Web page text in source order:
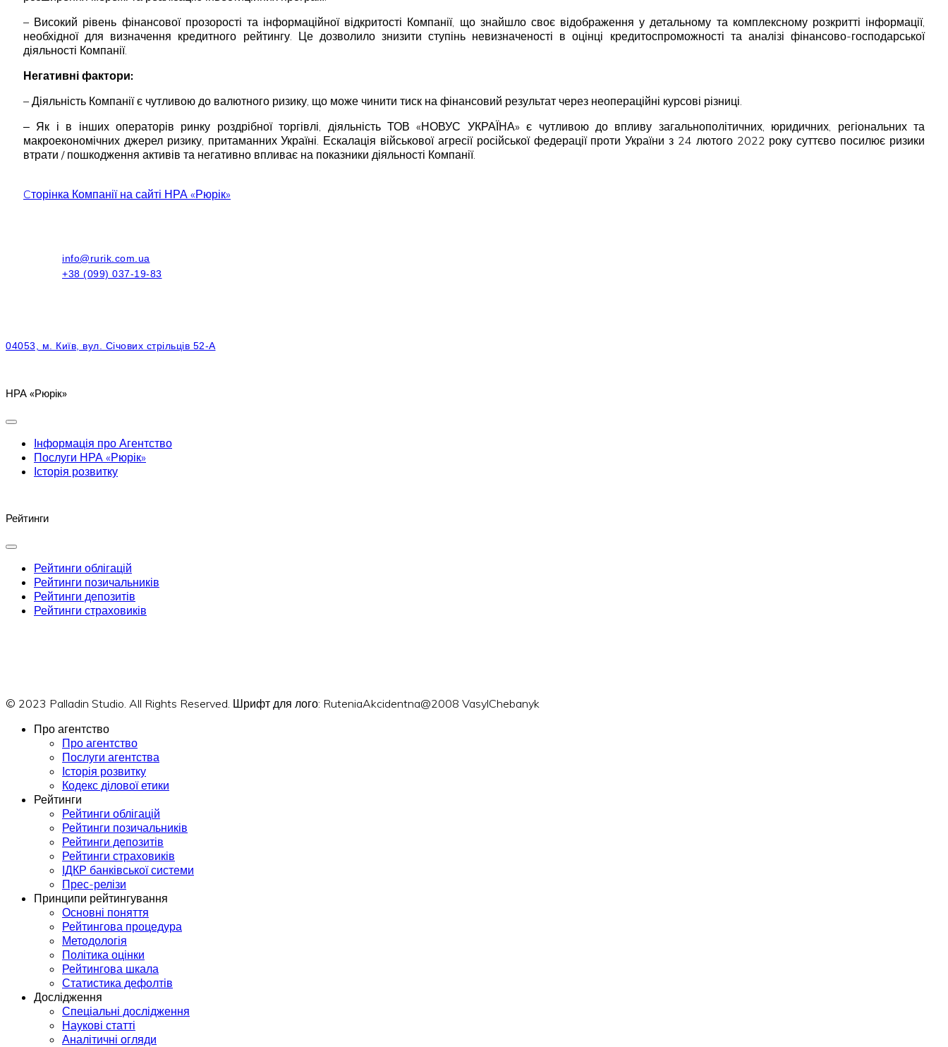
– Високий рівень фінансової прозорості та інформаційної відкритості Компанії, що знайшло своє відображення у детальному та комплексному розкритті інформації,
необхідної для визначення кредитного рейтингу. Це дозволило знизити ступінь невизначеності в оцінці кредитоспроможності та аналізі фінансово-господарської
діяльності Компанії.
Негативні фактори:
– Діяльність Компанії є чутливою до валютного ризику, що може чинити тиск на фінансовий результат через неопераційні курсові різниці.
‒ Як і в інших операторів ринку роздрібної торгівлі, діяльність ТОВ «НОВУС УКРАЇНА» є чутливою до впливу загальнополітичних, юридичних, регіональних та
макроекономічних джерел ризику, притаманних Україні. Ескалація військової агресії російської федерації проти України з 24 лютого 2022 року суттєво посилює ризики
втрати / пошкодження активів та негативно впливає на показники діяльності Компанії.
Cторінка Компанії на сайті НРА «Рюрік»
info@rurik.com.ua
+38 (099) 037-19-83
04053, м. Київ, вул. Січових стрільців 52-А
НРА «Рюрік»
Інформація про Агентство
Послуги НРА «Рюрік»
Історія розвитку
Рейтинги
Рейтинги облігацій
Рейтинги позичальників
Рейтинги депозитів
Рейтинги страховиків
© 2023 Palladin Studio. All Rights Reserved. Шрифт для лого: RuteniaAkcidentna@2008 VasylChebanyk
Про агентство
Про агентство
Послуги агентства
Історія розвитку
Кодекс ділової етики
Рейтинги
Рейтинги облігацій
Рейтинги позичальників
Рейтинги депозитів
Рейтинги страховиків
ІДКР банківської системи
Прес-релізи
Принципи рейтингування
Основні поняття
Рейтингова процедура
Методологія
Політика оцінки
Рейтингова шкала
Статистика дефолтів
Дослідження
Спеціальні дослідження
Наукові статті
Аналітичні огляди